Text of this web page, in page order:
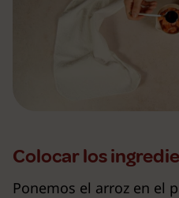
Colocar los
Ponemos el arroz en el